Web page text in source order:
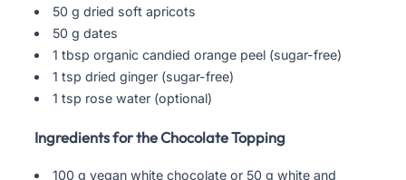
50 g dried soft apricots
50 g dates
1 tbsp organic candied orange peel (sugar-free)
1 tsp dried ginger (sugar-free)
1 tsp rose water (optional)
Ingredients for the Chocolate Topping
100 g vegan white chocolate or 50 g white and